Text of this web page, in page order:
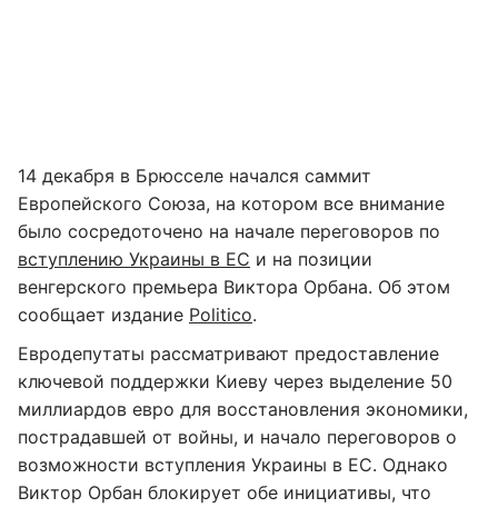
14 декабря в Брюсселе начался саммит
Европейского Союза, на котором все внимание
было сосредоточено на начале переговоров по
вступлению Украины в ЕС и на позиции
венгерского премьера Виктора Орбана. Об этом
сообщает издание Politico.
Евродепутаты рассматривают предоставление
ключевой поддержки Киеву через выделение 50
миллиардов евро для восстановления экономики,
пострадавшей от войны, и начало переговоров о
возможности вступления Украины в ЕС. Однако
Виктор Орбан блокирует обе инициативы, что